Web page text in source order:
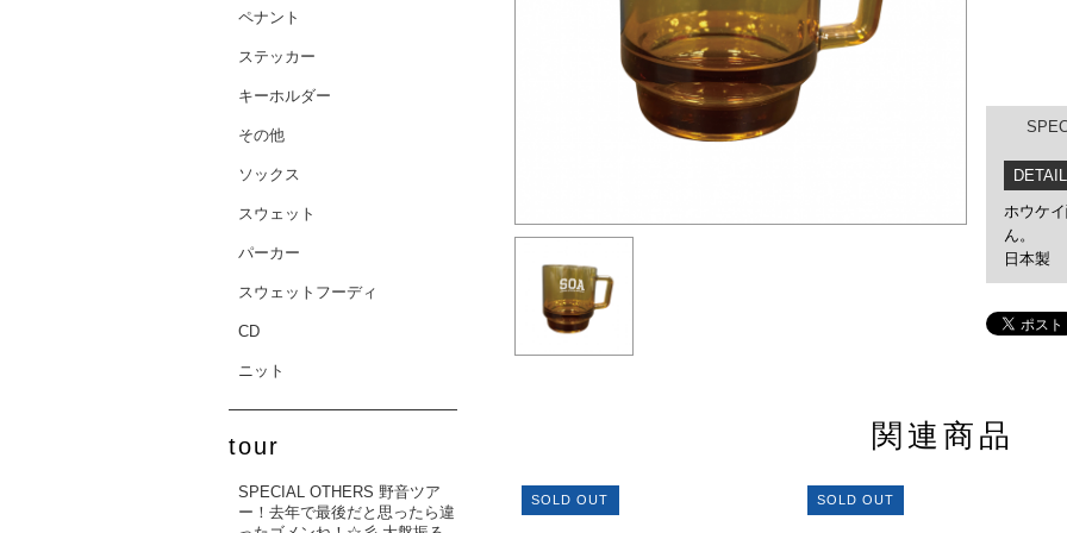
ペナント
ステッカー
キーホルダー
その他
ソックス
スウェット
パーカー
スウェットフーディ
CD
ニット
tour
SPECIAL OTHERS 野音ツア
ー！去年で最後だと思ったら違
DETAIL
ホウケ
ん。
日本製
関連商品
SOLD OUT SOLD OUT